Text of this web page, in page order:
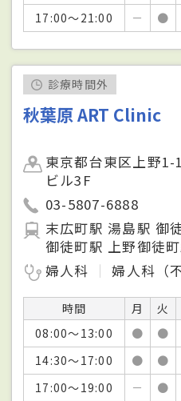
17:00～21:00
－ ●
診療時間外
秋葉原 ART Clinic
東京都台東区上野
ビル3F
03-5807-6888
末広町駅 湯島駅 御
御徒町駅 上野御徒
婦人科
婦人科（
時間 月 火
08:00～13:00
● ●
14:30～17:00
● ●
17:00～19:00
－ ●